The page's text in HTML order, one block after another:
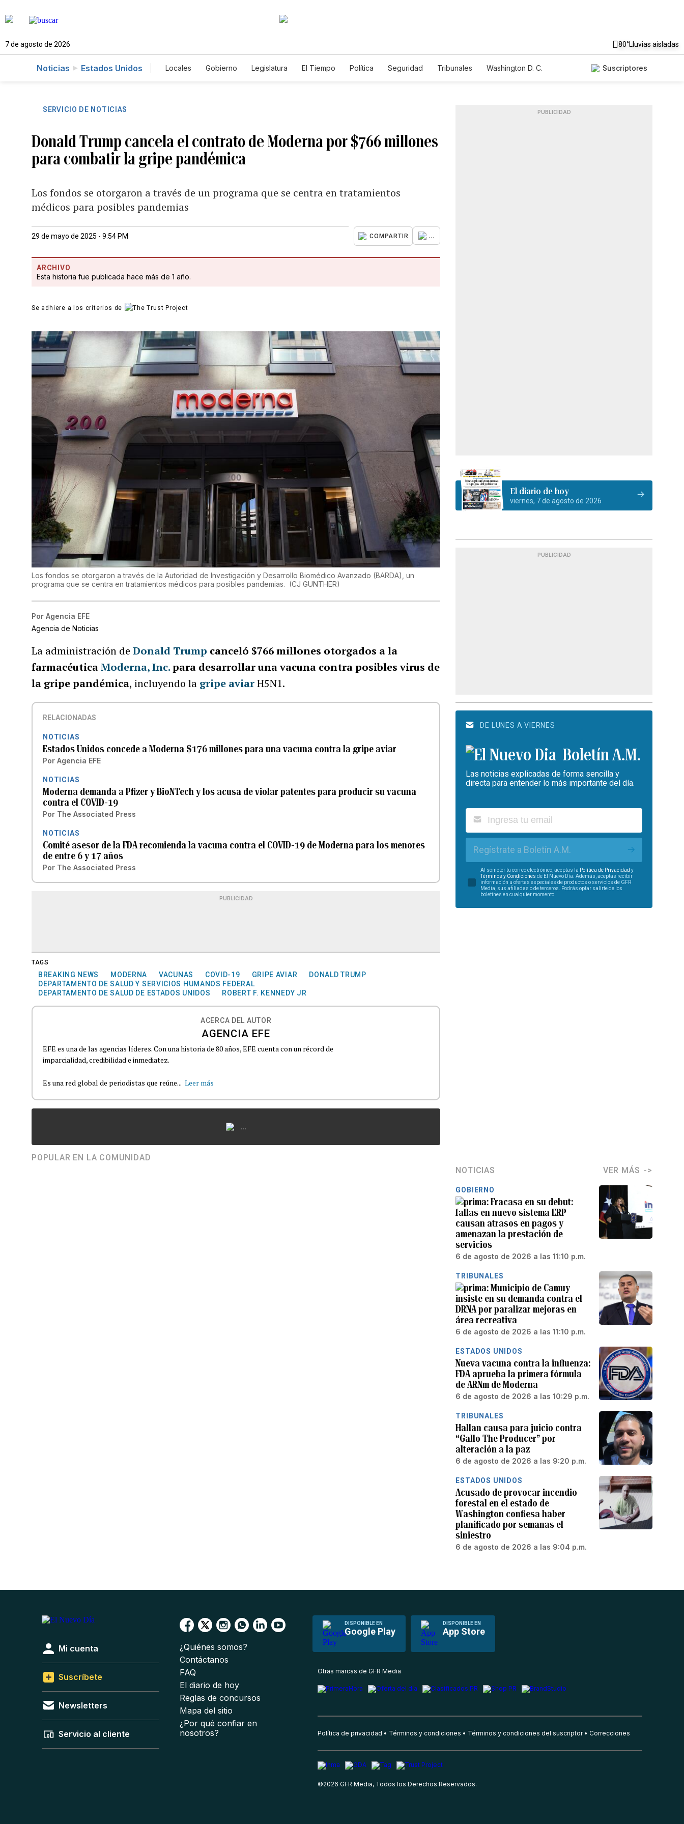
7 de agosto de 2026 80°Lluvias aisladas
Noticias Estados Unidos Locales Gobierno Legislatura El Tiempo Política Seguridad Tribunales
Washington D. C.
Suscriptores
SERVICIO DE NOTICIAS
Donald Trump cancela el contrato de Moderna por $766 millones
para combatir la gripe pandémica
Los fondos se otorgaron a través de un programa que se centra en tratamientos
médicos para posibles pandemias
29 de mayo de 2025 - 9:54 PM COMPARTIR ...
ARCHIVO
Esta historia fue publicada hace más de 1 año.
Se adhiere a los criterios de
Los fondos se otorgaron a través de la Autoridad de Investigación y Desarrollo Biomédico Avanzado (BARDA), un
programa que se centra en tratamientos médicos para posibles pandemias. (CJ GUNTHER)
Por Agencia EFE
Agencia de Noticias
La administración deDonald Trump canceló $766 millones otorgados a la
farmacéuticaModerna, Inc.para desarrollar una vacuna contra posibles virus de
la gripe pandémica, incluyendo la gripe aviarH5N1.
RELACIONADAS
NOTICIAS
Estados Unidos concede a Moderna $176 millones para una vacuna contra la gripe aviar
Por Agencia EFE
NOTICIAS
Moderna demanda a Pfizer y BioNTech y los acusa de violar patentes para producir su vacuna
contra el COVID-19
Por The Associated Press
NOTICIAS
Comité asesor de la FDA recomienda la vacuna contra el COVID-19 de Moderna para los menores
de entre 6 y 17 años
Por The Associated Press
PUBLICIDAD
TAGS
BREAKING NEWS MODERNA VACUNAS COVID-19 GRIPE AVIAR
DONALD TRUMP
DEPARTAMENTO DE SALUD Y SERVICIOS HUMANOS FEDERAL
DEPARTAMENTO DE SALUD DE ESTADOS UNIDOS
ROBERT F. KENNEDY JR
ACERCA DEL AUTOR
AGENCIA EFE
EFE es una de las agencias líderes. Con una historia de 80 años, EFE cuenta con un récord de
imparcialidad, credibilidad e inmediatez.
Es una red global de periodistas que reúne... Leer más
...
POPULAR EN LA COMUNIDAD
PUBLICIDAD
El diario de hoy
viernes, 7 de agosto de 2026
PUBLICIDAD
DE LUNES A VIERNES
Boletín A.M.
Las noticias explicadas de forma sencilla y
directa para entender lo más importante del día.
Regístrate a Boletín A.M.
Al someter tu correo electrónico, aceptas la Política de Privacidad y
Términos y Condiciones de El Nuevo Día. Además, aceptas recibir
información u ofertas especiales de productos o servicios de GFR
Media, sus afiliadas o de terceros. Podrás optar salirte de los
boletines en cualquier momento.
NOTICIAS VER MÁS
GOBIERNO
Fracasa en su debut:
fallas en nuevo sistema ERP
causan atrasos en pagos y
amenazan la prestación de
servicios
6 de agosto de 2026 a las 11:10 p.m.
TRIBUNALES
Municipio de Camuy
insiste en su demanda contra el
DRNA por paralizar mejoras en
área recreativa
6 de agosto de 2026 a las 11:10 p.m.
ESTADOS UNIDOS
Nueva vacuna contra la influenza:
FDA aprueba la primera fórmula
de ARNm de Moderna
6 de agosto de 2026 a las 10:29 p.m.
TRIBUNALES
Hallan causa para juicio contra
“Gallo The Producer” por
alteración a la paz
6 de agosto de 2026 a las 9:20 p.m.
ESTADOS UNIDOS
Acusado de provocar incendio
forestal en el estado de
Washington confiesa haber
planificado por semanas el
siniestro
6 de agosto de 2026 a las 9:04 p.m.
DISPONIBLE EN
Google Play
DISPONIBLE EN
App Store
Mi cuenta
Suscríbete
Newsletters
Servicio al cliente
¿Quiénes somos?
Contáctanos
FAQ
El diario de hoy
Reglas de concursos
Mapa del sitio
¿Por qué confiar en
nosotros?
Otras marcas de GFR Media
Política de privacidad Términos y condiciones Términos y condiciones del suscriptor Correcciones
©2026 GFR Media, Todos los Derechos Reservados.